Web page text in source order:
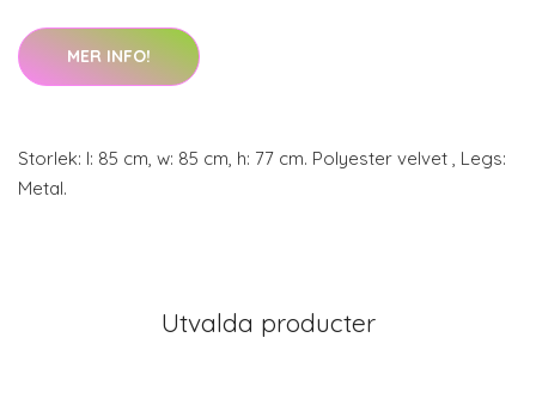
MER INFO!
Storlek: l: 85 cm, w: 85 cm, h: 77 cm. Polyester velvet , Legs:
Metal.
Utvalda producter